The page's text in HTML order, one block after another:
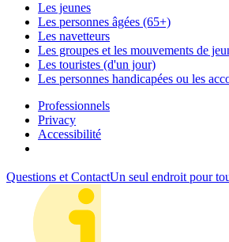
Les jeunes
Les personnes âgées (65+)
Les navetteurs
Les groupes et les mouvements de
Les touristes (d'un jour)
Les personnes handicapées ou les
Professionnels
Privacy
Accessibilité
Questions et ContactUn seul endroit pour